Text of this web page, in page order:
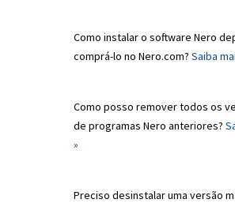
Como instalar o software Nero
comprá-lo no Nero.com? Saiba
Como posso remover todos os
de programas Nero anteriores?
»
Preciso desinstalar uma versão